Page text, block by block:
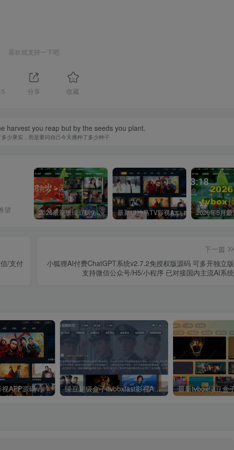
喜欢就支持一下吧
分享 收藏
harvest you reap but by the seeds you plant.
少果实，而是要问自己今天播种了多少种子
望 2026最新版绿豆UI9双端影视APP源码 最新UI神马TV影视APP源码 乐檬影视苹果CMS后台 包含前后端源码
/支付
下一篇
小狐狸AI付费ChatGPT系统v2.7.2免授权版源码 可多开独立版
支持微信公众号/H5/小程序 已对接国内主流AI系统
最新UI神马TV影视APP源码 乐檬影视苹果CMS后台 包含前后端源码 绿豆超级盒子itvboxfast影视APP双端源码 TV+手机双端 支持值波/后台管理仓库/会员系统/卡密系统/批量生成账号 自动换源 集成免签约支付系统